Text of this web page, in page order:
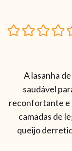
A lasanha
saudável
reconfortante e
camadas de
queijo